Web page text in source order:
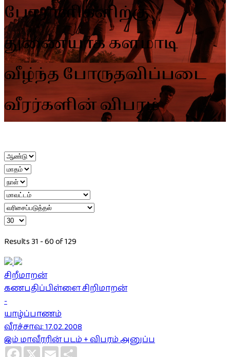
போராளிகளிற்கு
துணையாக களமாடி
வீழ்ந்த போருதவிப்படை
வீரர்களின் விபரம்
Results 31 - 60 of 129
சிறீமாறன்
கணபதிப்பிள்ளை சிறிமாறன்
-
யாழ்ப்பாணம்
வீரச்சாவு: 17.02.2008
இம் மாவீரரின் படம் + விபரம் அனுப்ப
Facebook
X Email